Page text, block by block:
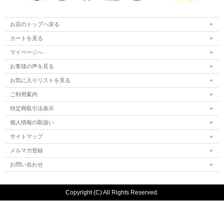
お店のトップへ戻る
カートを見る
マイページへ
お客様の声を見る
お気に入りリストを見る
ご利用案内
特定商取引法表示
個人情報の取扱い
サイトマップ
メルマガ登録
お問い合わせ
Copyright (C) All Rights Reserved.